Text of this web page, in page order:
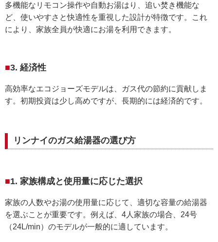
多機能なリモコン操作や自動お湯はり、追い焚き機能な
ど、使いやすさと快適性を重視した設計が特徴です。これ
により、家族全員が快適にお湯を利用できます。
3. 経済性
高効率なエコジョーズモデルは、ガス代の節約に貢献しま
す。初期投資は少し高めですが、長期的には経済的です。
リンナイのガス給湯器の選び方
1. 家族構成と使用量に応じた選択
家族の人数やお湯の使用量に応じて、適切な容量の給湯器
を選ぶことが重要です。例えば、4人家族の場合、24号
（24L/min）のモデルが一般的に適しています。